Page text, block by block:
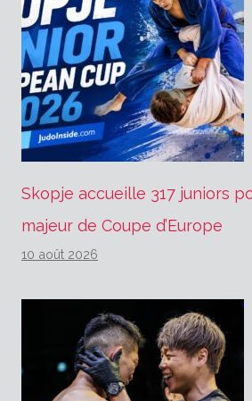
Skopje accueille 317 juniors
majeur de Coupe d’Europe
10 août 2026